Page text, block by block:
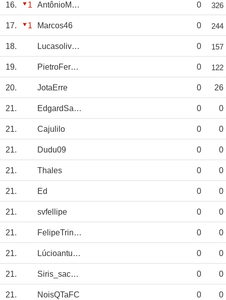
16. 1 AntônioMachado7 0 326
17. 1 Marcos46 0 244
18. Lucasoliveirado 0 157
19. PietroFernando 0 122
20. JotaErre 0 26
21. EdgardSantos 0 0
21. Cajulilo 0 0
21. Dudu09 0 0
21. Thales 0 0
21. Ed 0 0
21. svfellipe 0 0
21. FelipeTrindade 0 0
21. Lúcioantunes 0 0
21. Siris_sacamp 0 0
21. NoisQTaFC 0 0